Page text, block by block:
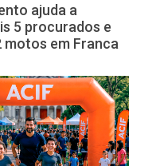
ajuda a
5 procurados e
motos em Franca